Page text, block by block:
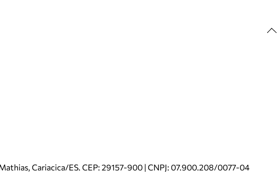
Cariacica/ES. CEP: 29157-900 | CNPJ: 07.900.208/0077-04